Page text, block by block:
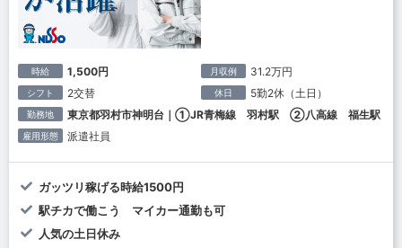
時給 1,500円 月収例 31.2万円
シフト 2交替 休日 5勤2休（土日）
勤務地 東京都羽村市神明台｜①JR青梅線 羽村駅 ②八高線 福生駅
雇用形態 派遣社員
ガッツリ稼げる時給1500円
駅チカで働こう マイカー通勤も可
人気の土日休み